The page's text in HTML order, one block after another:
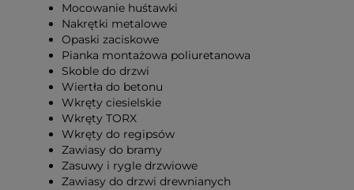
Mocowanie huśtawki
Nakrętki metalowe
Opaski zaciskowe
Pianka montażowa poliuretanowa
Skoble do drzwi
Wiertła do betonu
Wkręty ciesielskie
Wkręty TORX
Wkręty do regipsów
Zawiasy do bramy
Zasuwy i rygle drzwiowe
Zawiasy do drzwi drewnianych